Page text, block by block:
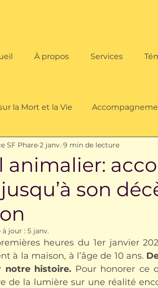
À propos Services
la Mort et la Vie
Cérémonies et Rituels
animalier:
son
SF Phare 2 janv. 9 min de lecture
jour : 5 janv.
heures du 1er janvier
à la maison, à l’âge de 10 ans.
notre histoire. Pour honorer ce
de la lumière sur une réalité